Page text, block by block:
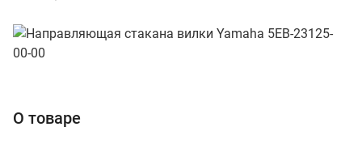
О товаре